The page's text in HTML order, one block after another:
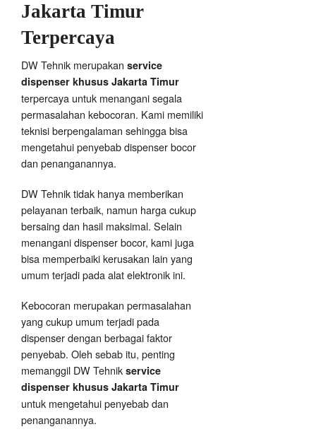
Jakarta Timur
Terpercaya
DW Tehnik merupakan service
dispenser khusus Jakarta Timur
terpercaya untuk menangani segala
permasalahan kebocoran. Kami memiliki
teknisi berpengalaman sehingga bisa
mengetahui penyebab dispenser bocor
dan penanganannya.
DW Tehnik tidak hanya memberikan
pelayanan terbaik, namun harga cukup
bersaing dan hasil maksimal. Selain
menangani dispenser bocor, kami juga
bisa memperbaiki kerusakan lain yang
umum terjadi pada alat elektronik ini.
Kebocoran merupakan permasalahan
yang cukup umum terjadi pada
dispenser dengan berbagai faktor
penyebab. Oleh sebab itu, penting
memanggil DW Tehnik service
dispenser khusus Jakarta Timur
untuk mengetahui penyebab dan
penanganannya.